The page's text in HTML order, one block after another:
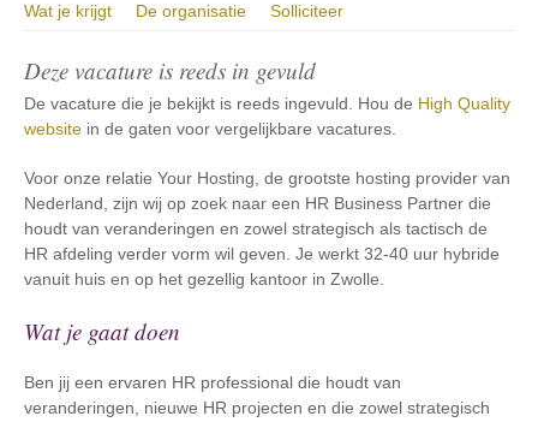
Wat je krijgt De organisatie Solliciteer
Deze vacature is reeds in gevuld
De vacature die je bekijkt is reeds ingevuld. Hou de High Quality
website in de gaten voor vergelijkbare vacatures.
Voor onze relatie Your Hosting, de grootste hosting provider van
Nederland, zijn wij op zoek naar een HR Business Partner die
houdt van veranderingen en zowel strategisch als tactisch de
HR afdeling verder vorm wil geven. Je werkt 32-40 uur hybride
vanuit huis en op het gezellig kantoor in Zwolle.
Wat je gaat doen
Ben jij een ervaren HR professional die houdt van
veranderingen, nieuwe HR projecten en die zowel strategisch